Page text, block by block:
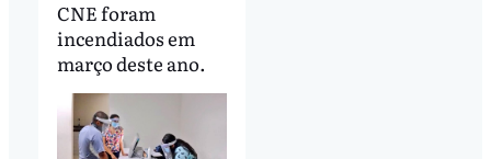
CNE foram
incendiados em
março deste ano.